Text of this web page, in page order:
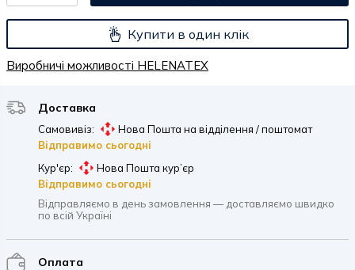
Купити в один клік
Виробничі можливості HELENATEX
Доставка
Самовивіз:
Нова Пошта на відділення / поштомат
Відправимо сьогодні
Кур'єр:
Нова Пошта кур’єр
Відправимо сьогодні
Відправляємо в день замовлення — доставляємо швидко
по всій Україні
Оплата